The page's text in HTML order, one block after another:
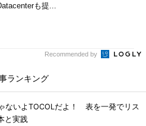
も提...
Recommended by
ランキング
ないよTOCOLだよ！ 表を一発でリス
と実践